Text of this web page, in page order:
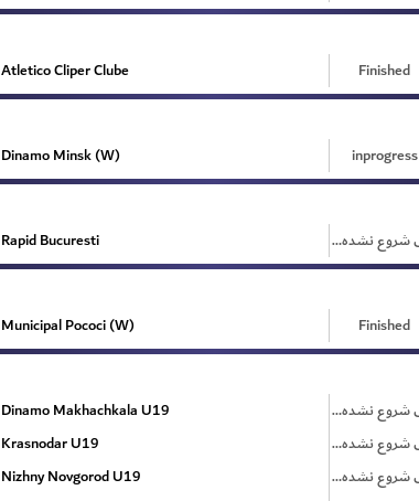
Atletico Cliper Clube Finished
Dinamo Minsk (W) inprogress
Rapid Bucuresti بازی شروع نشده است
Municipal Pococi (W) Finished
Dinamo Makhachkala U19 بازی شروع نشده است
Krasnodar U19 بازی شروع نشده است
Nizhny Novgorod U19 بازی شروع نشده است